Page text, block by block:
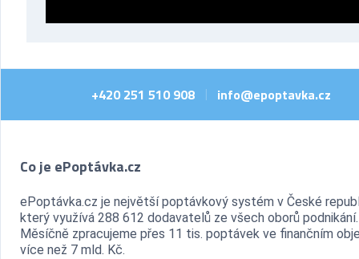
+420 251 510 908 info@epoptavka.cz
Co je ePoptávka.cz
ePoptávka.cz je největší poptávkový systém v České
který využívá 288 612 dodavatelů ze všech oborů podnikání.
Měsíčně zpracujeme přes 11 tis. poptávek ve finančním
více než 7 mld. Kč.